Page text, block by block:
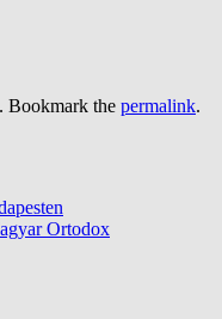
. Bookmark the permalink.
Ortodox